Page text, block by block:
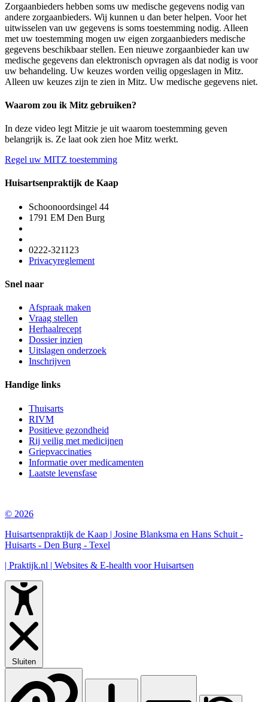
Zorgaanbieders hebben soms uw medische gegevens nodig van
andere zorgaanbieders. Wij kunnen u dan beter helpen. Voor het
uitwisselen van uw gegevens is soms toestemming nodig. Alleen
met uw toestemming mogen uw eigen zorgaanbieders medische
gegevens beschikbaar stellen. Een nieuwe zorgaanbieder kan uw
medische gegevens dan elektronisch opvragen als dat nodig is voor
uw behandeling. Uw keuzes worden veilig opgeslagen in Mitz.
Alleen uw keuzes zijn te zien in Mitz. Uw medische gegevens niet.
Waarom zou ik Mitz gebruiken?
In deze video legt Mitzie je uit waarom toestemming geven
belangrijk is. Ze laat ook zien hoe Mitz werkt.
Regel uw MITZ toestemming
Huisartsenpraktijk de Kaap
Schoonoordsingel 44
1791 EM Den Burg
0222-321123
Privacyreglement
Snel naar
Afspraak maken
Vraag stellen
Herhaalrecept
Dossier inzien
Uitslagen onderzoek
Inschrijven
Handige links
Thuisarts
RIVM
Positieve gezondheid
Rij veilig met medicijnen
Griepvaccinaties
Informatie over medicamenten
Laatste levensfase
© 2026
Huisartsenpraktijk de Kaap | Josine Blanksma en Hans Schuit -
Huisarts - Den Burg - Texel
| Praktijk.nl | Websites & E-health voor Huisartsen
Sluiten